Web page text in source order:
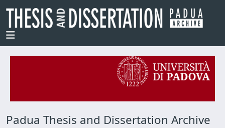
Padua Thesis and Dissertation Archive